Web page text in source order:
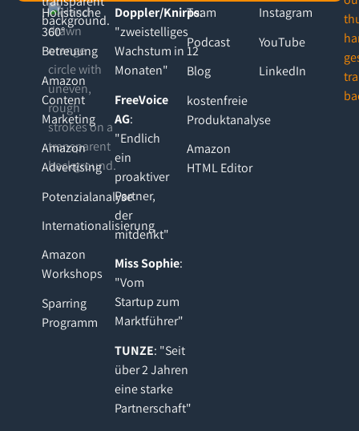
Holistische
360°
Betreuung
Amazon
Content
Marketing
Amazon
Advertising
Potenzialanalyse
Internationalisierung
Amazon
Workshops
Sparring
Programm
Doppler/Knirps:
"zweistelliges
Wachstum in 12
Monaten"
FreeVoice
AG:
"Endlich
ein
proaktiver
Partner,
der
mitdenkt"
Miss Sophie:
"Vom
Startup zum
Marktführer"
TUNZE: "Seit
über 2 Jahren
eine starke
Partnerschaft"
Team
Podcast
Blog
kostenfreie
Produktanalyse
Amazon
HTML Editor
Instagram
YouTube
LinkedIn